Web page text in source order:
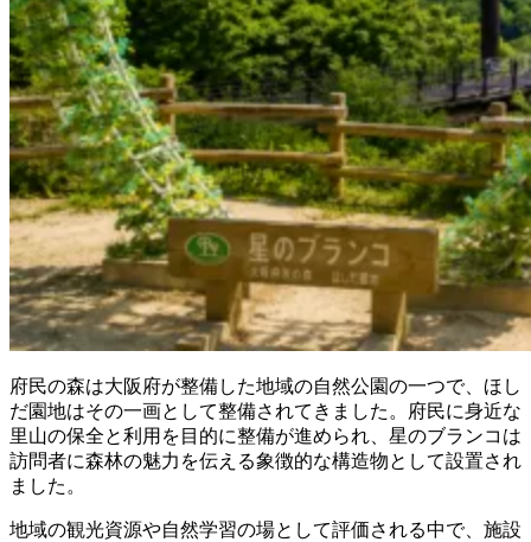
府民の森は大阪府が整備した地域の自然公園の一つで、ほし
だ園地はその一画として整備されてきました。府民に身近な
里山の保全と利用を目的に整備が進められ、星のブランコは
訪問者に森林の魅力を伝える象徴的な構造物として設置され
ました。
地域の観光資源や自然学習の場として評価される中で、施設